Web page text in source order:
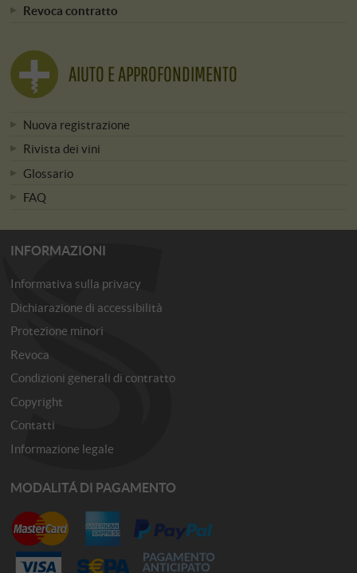
Revoca contratto
AIUTO E APPROFONDIMENTO
Nuova registrazione
Rivista dei vini
Glossario
FAQ
INFORMAZIONI
Informativa sulla privacy
Dichiarazione di accessibilità
Protezione minori
Revoca
Condizioni generali di contratto
Copyright
Contatti
Informazione legale
MODALITÁ DI PAGAMENTO